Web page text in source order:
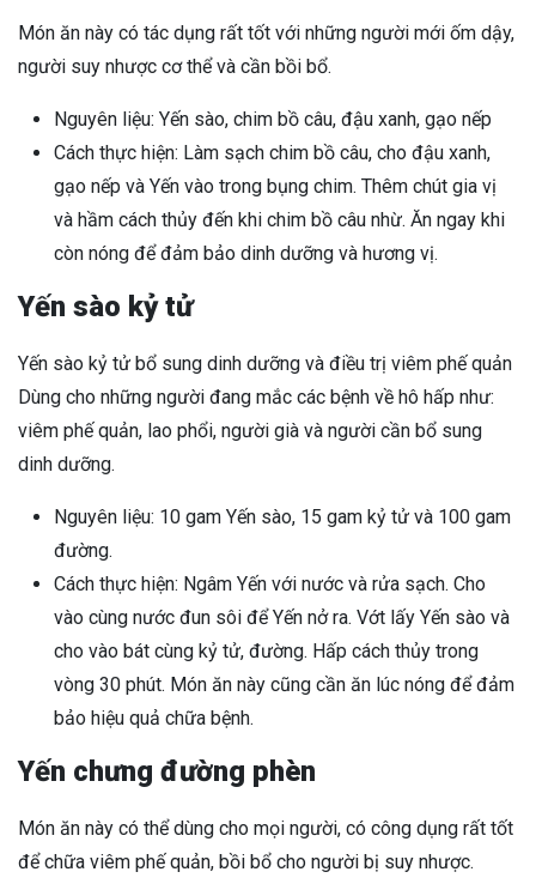
Món ăn này có tác dụng rất tốt với những người mới ốm dậy,
người suy nhược cơ thể và cần bồi bổ.
Nguyên liệu: Yến sào, chim bồ câu, đậu xanh, gạo nếp
Cách thực hiện: Làm sạch chim bồ câu, cho đậu xanh,
gạo nếp và Yến vào trong bụng chim. Thêm chút gia vị
và hầm cách thủy đến khi chim bồ câu nhừ. Ăn ngay khi
còn nóng để đảm bảo dinh dưỡng và hương vị.
Yến sào kỷ tử
Yến sào kỷ tử bổ sung dinh dưỡng và điều trị viêm phế quản
Dùng cho những người đang mắc các bệnh về hô hấp như:
viêm phế quản, lao phổi, người già và người cần bổ sung
dinh dưỡng.
Nguyên liệu: 10 gam Yến sào, 15 gam kỷ tử và 100 gam
đường.
Cách thực hiện: Ngâm Yến với nước và rửa sạch. Cho
vào cùng nước đun sôi để Yến nở ra. Vớt lấy Yến sào và
cho vào bát cùng kỷ tử, đường. Hấp cách thủy trong
vòng 30 phút. Món ăn này cũng cần ăn lúc nóng để đảm
bảo hiệu quả chữa bệnh.
Yến chưng đường phèn
Món ăn này có thể dùng cho mọi người, có công dụng rất tốt
để chữa viêm phế quản, bồi bổ cho người bị suy nhược.